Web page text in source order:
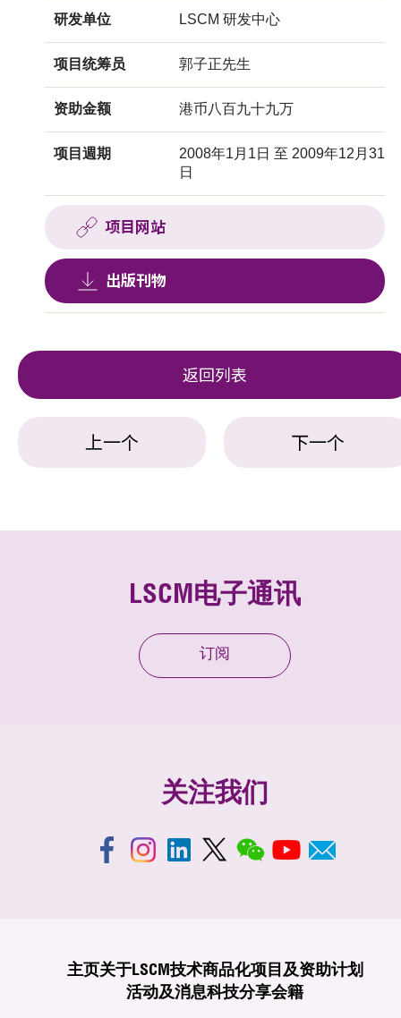
研发单位 LSCM 研发中心
项目统筹员 郭子正先生
资助金额 港币八百九十九万
项目週期
2008年1月1日 至 2009年12月31
日
项目网站
出版刊物
返回列表
上一个 下一个
LSCM电子通讯
订阅
关注我们
主页关于LSCM技术商品化项目及资助计划
活动及消息科技分享会籍